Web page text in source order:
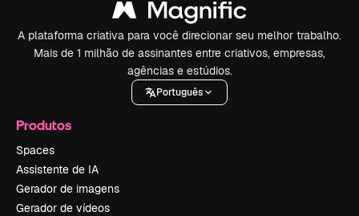
A plataforma criativa para você direcionar seu melhor trabalho.
Mais de 1 milhão de assinantes entre criativos, empresas,
agências e estúdios.
Português
Produtos
Spaces
Assistente de IA
Gerador de imagens
Gerador de vídeos